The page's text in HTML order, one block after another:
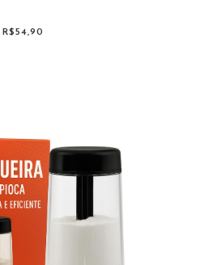
R$54,90